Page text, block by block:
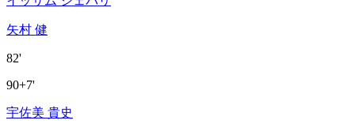
矢村 健
82'
90+7'
宇佐美 貴史